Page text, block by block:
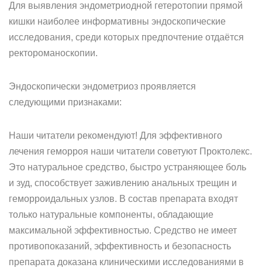
Для выявления эндометриодной гетеротопии прямой
кишки наиболее информативны эндоскопические
исследования, среди которых предпочтение отдаётся
ректороманоскопии.
Эндоскопически эндометриоз проявляется
следующими признаками:
Наши читатели рекомендуют! Для эффективного
лечения геморроя наши читатели советуют Проктолекс.
Это натуральное средство, быстро устраняющее боль
и зуд, способствует заживлению анальных трещин и
геморроидальных узлов. В состав препарата входят
только натуральные компоненты, обладающие
максимальной эффективностью. Средство не имеет
противопоказаний, эффективность и безопасность
препарата доказана клиническими исследованиями в